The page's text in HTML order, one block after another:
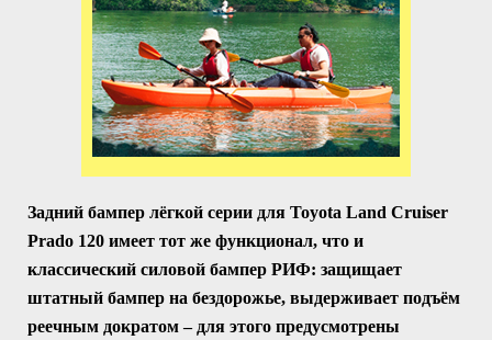
Задний бампер лёгкой серии для Toyota Land Cruiser
Prado 120 имеет тот же функционал, что и
классический силовой бампер РИФ: защищает
штатный бампер на бездорожье, выдерживает подъём
реечным дократом – для этого предусмотрены